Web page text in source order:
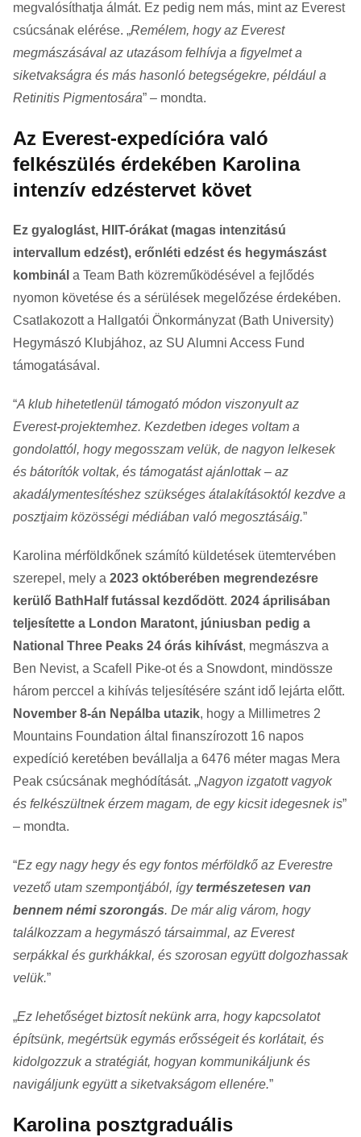
megvalósíthatja álmát. Ez pedig nem más, mint az Everest
csúcsának elérése. „Remélem, hogy az Everest
megmászásával az utazásom felhívja a figyelmet a
siketvakságra és más hasonló betegségekre, például a
Retinitis Pigmentosára” – mondta.
Az Everest-expedícióra való
felkészülés érdekében Karolina
intenzív edzéstervet követ
Ez gyaloglást, HIIT-órákat (magas intenzitású
intervallum edzést), erőnléti edzést és hegymászást
kombinál a Team Bath közreműködésével a fejlődés
nyomon követése és a sérülések megelőzése érdekében.
Csatlakozott a Hallgatói Önkormányzat (Bath University)
Hegymászó Klubjához, az SU Alumni Access Fund
támogatásával.
“A klub hihetetlenül támogató módon viszonyult az
Everest-projektemhez. Kezdetben ideges voltam a
gondolattól, hogy megosszam velük, de nagyon lelkesek
és bátorítók voltak, és támogatást ajánlottak – az
akadálymentesítéshez szükséges átalakításoktól kezdve a
posztjaim közösségi médiában való megosztásáig.”
Karolina mérföldkőnek számító küldetések ütemtervében
szerepel, mely a 2023 októberében megrendezésre
kerülő BathHalf futással kezdődött. 2024 áprilisában
teljesítette a London Maratont, júniusban pedig a
National Three Peaks 24 órás kihívást, megmászva a
Ben Nevist, a Scafell Pike-ot és a Snowdont, mindössze
három perccel a kihívás teljesítésére szánt idő lejárta előtt.
November 8-án Nepálba utazik, hogy a Millimetres 2
Mountains Foundation által finanszírozott 16 napos
expedíció keretében bevállalja a 6476 méter magas Mera
Peak csúcsának meghódítását. „Nagyon izgatott vagyok
és felkészültnek érzem magam, de egy kicsit idegesnek is”
– mondta.
“Ez egy nagy hegy és egy fontos mérföldkő az Everestre
vezető utam szempontjából, így természetesen van
bennem némi szorongás. De már alig várom, hogy
találkozzam a hegymászó társaimmal, az Everest
serpákkal és gurkhákkal, és szorosan együtt dolgozhassak
velük.”
„Ez lehetőséget biztosít nekünk arra, hogy kapcsolatot
építsünk, megértsük egymás erősségeit és korlátait, és
kidolgozzuk a stratégiát, hogyan kommunikáljunk és
navigáljunk együtt a siketvakságom ellenére.”
Karolina posztgraduális